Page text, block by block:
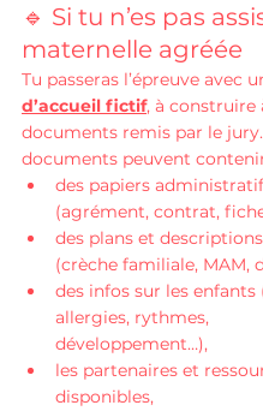
🔹 Si tu n’es pas
maternelle agréée
Tu passeras l’épreuve avec
d’accueil fictif, à construire
documents remis par le
documents peuvent
des papiers
(agrément, contrat,
des plans et
(crèche familiale, MAM,
des infos sur les enfants
allergies, rythmes,
développement…),
les partenaires et
disponibles,